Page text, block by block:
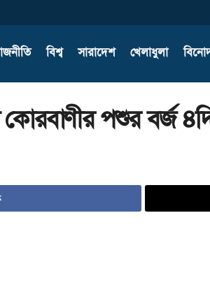
বিশ্ব সারাদেশ খেলাধুলা
কোরবাণীর পশুর বর্জ